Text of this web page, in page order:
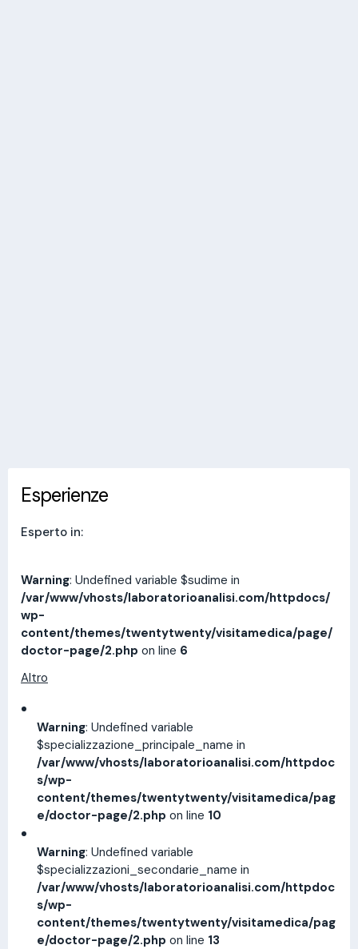
Esperienze
Esperto in:
Warning: Undefined variable $sudime in
/var/www/vhosts/laboratorioanalisi.com/httpdocs/
wp-
content/themes/twentytwenty/visitamedica/page/
doctor-page/2.php on line 6
Altro
Warning: Undefined variable
$specializzazione_principale_name in
/var/www/vhosts/laboratorioanalisi.com/httpdoc
s/wp-
content/themes/twentytwenty/visitamedica/pag
e/doctor-page/2.php on line 10
Warning: Undefined variable
$specializzazioni_secondarie_name in
/var/www/vhosts/laboratorioanalisi.com/httpdoc
s/wp-
content/themes/twentytwenty/visitamedica/pag
e/doctor-page/2.php on line 13